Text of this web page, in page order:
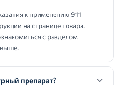
к применению 911
на странице товара.
с разделом
препарат?